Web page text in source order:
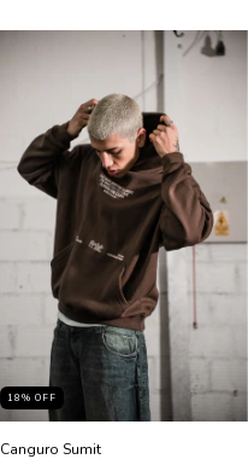
18% OFF
Canguro Sumit